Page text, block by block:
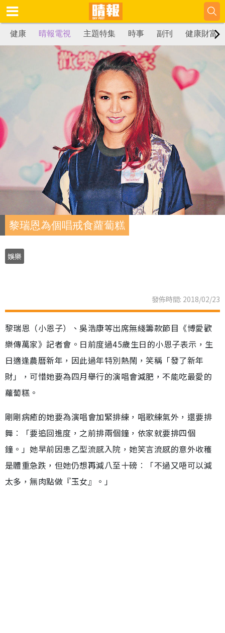
健康 晴報電視 主題特集 時事 副刊 健康財富
黎瑞恩為個唱戒食蘿蔔糕
娛樂
發佈時間: 2018/02/23
黎瑞恩（小恩子）、吳浩康等出席無綫籌款節目《博愛歡
樂傳萬家》記者會。日前度過45歲生日的小恩子表示，生
日適逢農曆新年，因此過年特別熱鬧，笑稱「發了新年
財」，可惜她要為四月舉行的演唱會減肥，不能吃最愛的
蘿蔔糕。
剛剛病癒的她要為演唱會加緊排練，唱歌練氣外，還要排
舞︰「要追回進度，之前排兩個鐘，依家就要排四個
鐘。」她早前因患乙型流感入院，她笑言流感的意外收穫
是體重急跌，但她仍想再減八至十磅︰「不過又唔可以減
太多，無肉點做『玉女』。」